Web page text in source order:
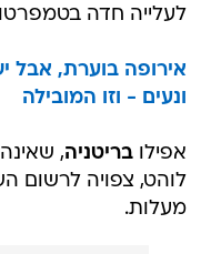
לעלייה חדה
ונעים - וזו המובילה
אפילובריטניה,
מעלות.